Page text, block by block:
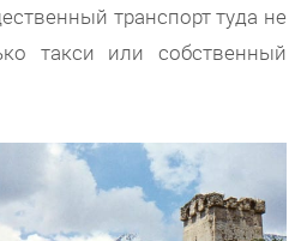
транспорт туда не
такси или собственный